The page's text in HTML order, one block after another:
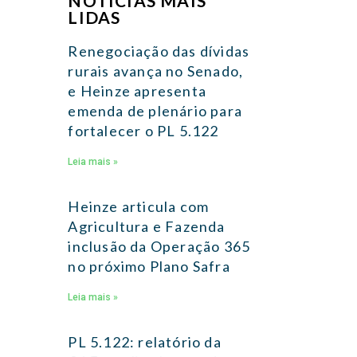
LIDAS
Renegociação das dívidas
rurais avança no Senado,
e Heinze apresenta
emenda de plenário para
fortalecer o PL 5.122
Leia mais »
Heinze articula com
Agricultura e Fazenda
inclusão da Operação 365
no próximo Plano Safra
Leia mais »
PL 5.122: relatório da